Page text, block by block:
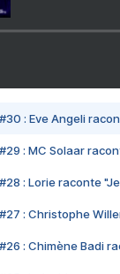
#30 : Eve Angeli
#29 : MC Solaar
#28 : Lorie raconte
#27 : Christophe
#26 : Chimène Badi